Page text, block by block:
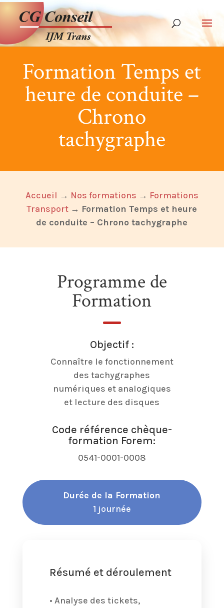
Formation Temps et
heure de conduite –
Chrono
tachygraphe
Accueil → Nos formations → Formations
Transport → Formation Temps et heure
de conduite – Chrono tachygraphe
Programme de
Formation
Objectif :
Connaître le fonctionnement
des tachygraphes
numériques et analogiques
et lecture des disques
Code référence chèque-
formation Forem:
0541-0001-0008
Durée de la Formation
1 journée
Résumé et déroulement
• Analyse des tickets,